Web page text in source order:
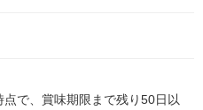
で、賞味期限まで残り50日以